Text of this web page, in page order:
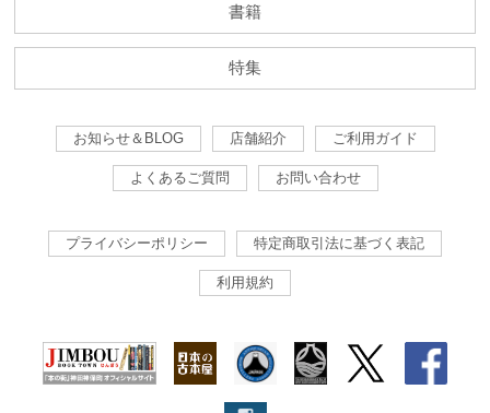
書籍
特集
お知らせ＆BLOG 店舗紹介 ご利用ガイド
よくあるご質問 お問い合わせ
プライバシーポリシー 特定商取引法に基づく表記
利用規約